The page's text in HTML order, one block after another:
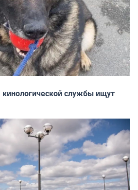
кинологической службы ищут